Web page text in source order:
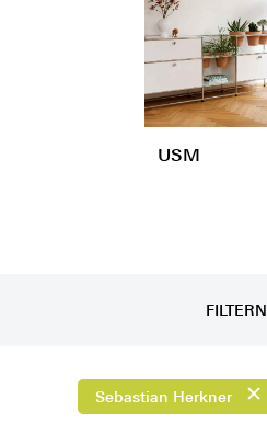
USM
FILTERN
Sebastian Herkner